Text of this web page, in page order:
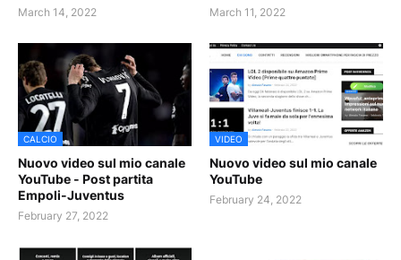
March 14, 2022 March 11, 2022
CALCIO
Nuovo video sul mio canale
YouTube - Post partita
Empoli-Juventus
February 27, 2022
VIDEO
Nuovo video sul mio canale
YouTube
February 24, 2022